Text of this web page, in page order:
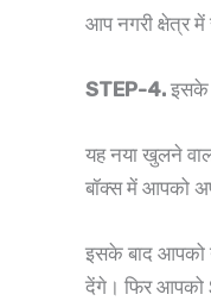
आप नगरी क्षेत्र
STEP-4. इसके
यह नया खुलने
बॉक्स में आपको
इसके बाद आपको
देंगे। फिर आपको